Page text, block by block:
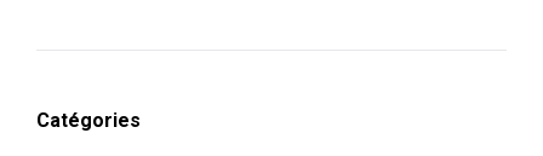
Catégories